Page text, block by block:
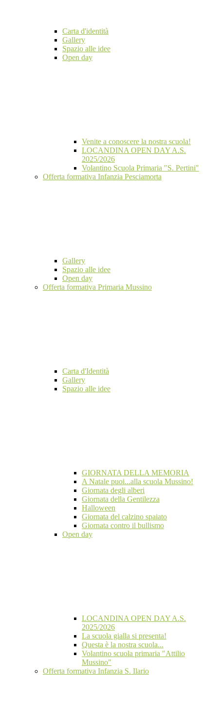
Carta d'identità
Gallery
Spazio alle idee
Open day
Venite a conoscere la nostra scuola!
LOCANDINA OPEN DAY A.S.
2025/2026
Volantino Scuola Primaria "S. Pertini"
Offerta formativa Infanzia Pesciamorta
Gallery
Spazio alle idee
Open day
Offerta formativa Primaria Mussino
Carta d'Identità
Gallery
Spazio alle idee
GIORNATA DELLA MEMORIA
A Natale puoi...alla scuola Mussino!
Giornata degli alberi
Giornata della Gentilezza
Halloween
Giornata del calzino spaiato
Giornata contro il bullismo
Open day
LOCANDINA OPEN DAY A.S.
2025/2026
La scuola gialla si presenta!
Questa è la nostra scuola...
Volantino scuola primaria "Attilio
Mussino"
Offerta formativa Infanzia S. Ilario